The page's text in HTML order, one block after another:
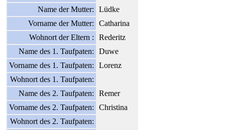
Name der Mutter:
Lüdke
Vorname der Mutter:
Catharina
Wohnort der Eltern :
Rederitz
Name des 1. Taufpaten:
Duwe
Vorname des 1. Taufpaten:
Lorenz
Wohnort des 1. Taufpaten:
Name des 2. Taufpaten:
Remer
Vorname des 2. Taufpaten:
Christina
Wohnort des 2. Taufpaten: